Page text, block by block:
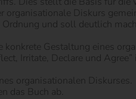
Diskurs
und soll deutlich
konkrete Gestaltung eines
Irritate, Declare und
organisationalen Diskurses.
das Buch ab.